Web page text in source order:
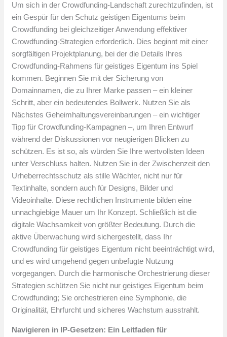
Um sich in der Crowdfunding-Landschaft zurechtzufinden, ist
ein Gespür für den Schutz geistigen Eigentums beim
Crowdfunding bei gleichzeitiger Anwendung effektiver
Crowdfunding-Strategien erforderlich. Dies beginnt mit einer
sorgfältigen Projektplanung, bei der die Details Ihres
Crowdfunding-Rahmens für geistiges Eigentum ins Spiel
kommen. Beginnen Sie mit der Sicherung von
Domainnamen, die zu Ihrer Marke passen – ein kleiner
Schritt, aber ein bedeutendes Bollwerk. Nutzen Sie als
Nächstes Geheimhaltungsvereinbarungen – ein wichtiger
Tipp für Crowdfunding-Kampagnen –, um Ihren Entwurf
während der Diskussionen vor neugierigen Blicken zu
schützen. Es ist so, als würden Sie Ihre wertvollsten Ideen
unter Verschluss halten. Nutzen Sie in der Zwischenzeit den
Urheberrechtsschutz als stille Wächter, nicht nur für
Textinhalte, sondern auch für Designs, Bilder und
Videoinhalte. Diese rechtlichen Instrumente bilden eine
unnachgiebige Mauer um Ihr Konzept. Schließlich ist die
digitale Wachsamkeit von größter Bedeutung. Durch die
aktive Überwachung wird sichergestellt, dass Ihr
Crowdfunding für geistiges Eigentum nicht beeinträchtigt wird,
und es wird umgehend gegen unbefugte Nutzung
vorgegangen. Durch die harmonische Orchestrierung dieser
Strategien schützen Sie nicht nur geistiges Eigentum beim
Crowdfunding; Sie orchestrieren eine Symphonie, die
Originalität, Ehrfurcht und sicheres Wachstum ausstrahlt.
Navigieren in IP-Gesetzen: Ein Leitfaden für